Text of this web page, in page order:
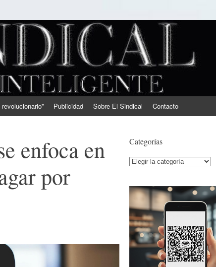
Publicidad Sobre El Sindical Contacto
enfoca en
por
Categorías
Categorías